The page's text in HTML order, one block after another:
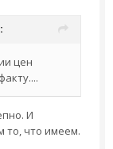
цен
И
то, что имеем.